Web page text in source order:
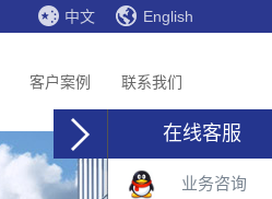
中文 English
客户案例 联系我们
在线客服
业务咨询